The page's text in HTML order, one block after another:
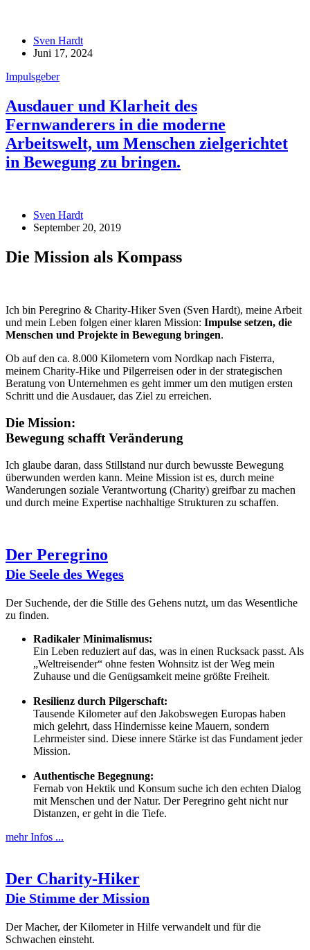
Sven Hardt
Juni 17, 2024
Impulsgeber
Ausdauer und Klarheit des
Fernwanderers in die moderne
Arbeitswelt, um Menschen zielgerichtet
in Bewegung zu bringen.
Sven Hardt
September 20, 2019
Die Mission als Kompass
Ich bin Peregrino & Charity-Hiker Sven (Sven Hardt), meine Arbeit
und mein Leben folgen einer klaren Mission: Impulse setzen, die
Menschen und Projekte in Bewegung bringen.
Ob auf den ca. 8.000 Kilometern vom Nordkap nach Fisterra,
meinem Charity-Hike und Pilgerreisen oder in der strategischen
Beratung von Unternehmen es geht immer um den mutigen ersten
Schritt und die Ausdauer, das Ziel zu erreichen.
Die Mission:
Bewegung schafft Veränderung
Ich glaube daran, dass Stillstand nur durch bewusste Bewegung
überwunden werden kann. Meine Mission ist es, durch meine
Wanderungen soziale Verantwortung (Charity) greifbar zu machen
und durch meine Expertise nachhaltige Strukturen zu schaffen.
Der Peregrino
Die Seele des Weges
Der Suchende, der die Stille des Gehens nutzt, um das Wesentliche
zu finden.
Radikaler Minimalismus:
Ein Leben reduziert auf das, was in einen Rucksack passt. Als
„Weltreisender“ ohne festen Wohnsitz ist der Weg mein
Zuhause und die Genügsamkeit meine größte Freiheit.
Resilienz durch Pilgerschaft:
Tausende Kilometer auf den Jakobswegen Europas haben
mich gelehrt, dass Hindernisse keine Mauern, sondern
Lehrmeister sind. Diese innere Stärke ist das Fundament jeder
Mission.
Authentische Begegnung:
Fernab von Hektik und Konsum suche ich den echten Dialog
mit Menschen und der Natur. Der Peregrino geht nicht nur
Distanzen, er geht in die Tiefe.
mehr Infos ...
Der Charity-Hiker
Die Stimme der Mission
Der Macher, der Kilometer in Hilfe verwandelt und für die
Schwachen einsteht.